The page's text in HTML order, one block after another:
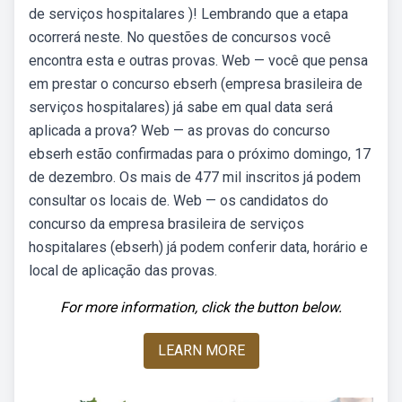
de serviços hospitalares )! Lembrando que a etapa
ocorrerá neste. No questões de concursos você
encontra esta e outras provas. Web — você que pensa
em prestar o concurso ebserh (empresa brasileira de
serviços hospitalares) já sabe em qual data será
aplicada a prova? Web — as provas do concurso
ebserh estão confirmadas para o próximo domingo, 17
de dezembro. Os mais de 477 mil inscritos já podem
consultar os locais de. Web — os candidatos do
concurso da empresa brasileira de serviços
hospitalares (ebserh) já podem conferir data, horário e
local de aplicação das provas.
For more information, click the button below.
LEARN MORE